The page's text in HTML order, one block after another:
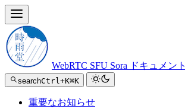
WebRTC SFU Sora ドキュメント
searchCtrl+K⌘K
重要なお知らせ